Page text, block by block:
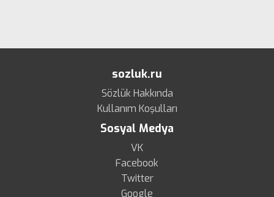
sozluk.ru
Sözlük Hakkında
Kullanım Koşulları
Sosyal Medya
VK
Facebook
Twitter
Google